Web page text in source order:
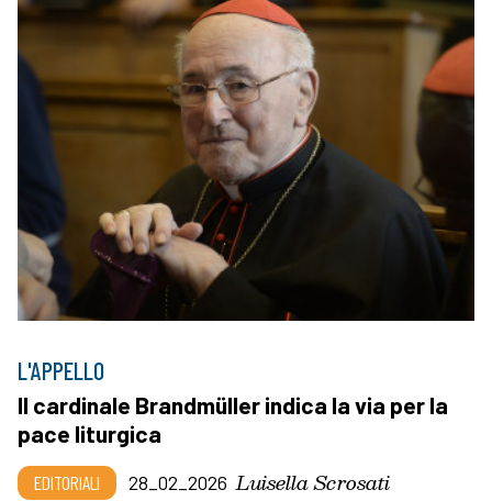
L'APPELLO
Il cardinale Brandmüller indica la via per la
pace liturgica
EDITORIALI 28_02_2026 Luisella Scrosati